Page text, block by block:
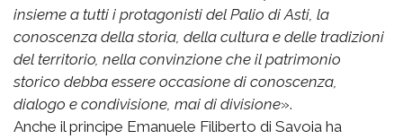
insieme a tutti i protagonisti del Palio di Asti, la
conoscenza della storia, della cultura e delle tradizioni
del territorio, nella convinzione che il patrimonio
storico debba essere occasione di conoscenza,
dialogo e condivisione, mai di divisione».
Anche il principe Emanuele Filiberto di Savoia ha